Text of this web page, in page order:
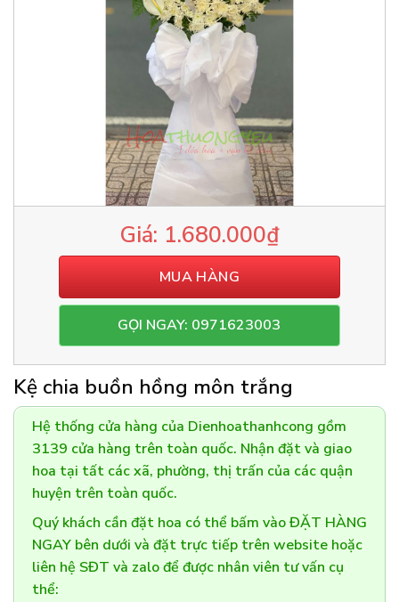
1.680.000₫
MUA HÀNG
GỌI NGAY: 0971623003
Kệ chia buồn hồng môn trắng
Hệ thống cửa hàng của Dienhoathanhcong gồm
3139 cửa hàng trên toàn quốc. Nhận đặt và giao
hoa tại tất các xã, phường, thị trấn của các quận
huyện trên toàn quốc.
Quý khách cần đặt hoa có thể bấm vào ĐẶT HÀNG
NGAY bên dưới và đặt trực tiếp trên website hoặc
liên hệ SĐT và zalo để được nhân viên tư vấn cụ
thể: